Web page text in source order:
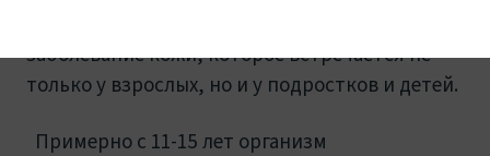
заболевание кожи, которое встречается не
только у взрослых, но и у подростков и детей.
Примерно с 11-15 лет организм